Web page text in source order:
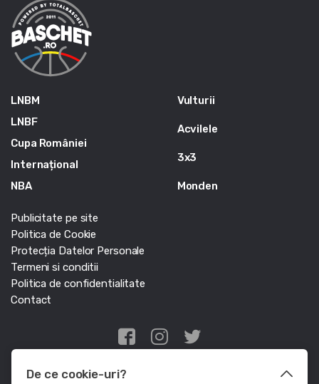
LNBM
LNBF
Cupa României
Internațional
NBA
Vulturii
Acvilele
3x3
Monden
Publicitate pe site
Politica de Cookie
Protecția Datelor Personale
Termeni si conditii
Politica de confidentialitate
Contact
Edris Digital Agency
De ce cookie-uri?